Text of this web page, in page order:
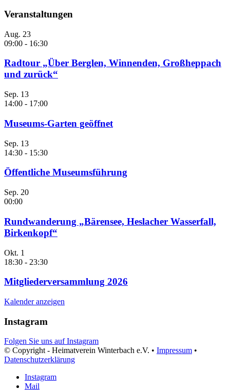
Veranstaltungen
Aug. 23
09:00 - 16:30
Radtour „Über Berglen, Winnenden, Großheppach
und zurück“
Sep. 13
14:00 - 17:00
Museums-Garten geöffnet
Sep. 13
14:30 - 15:30
Öffentliche Museumsführung
Sep. 20
00:00
Rundwanderung „Bärensee, Heslacher Wasserfall,
Birkenkopf“
Okt. 1
18:30 - 23:30
Mitgliederversammlung 2026
Kalender anzeigen
Instagram
Folgen Sie uns auf Instagram
© Copyright - Heimatverein Winterbach e.V. • Impressum •
Datenschutzerklärung
Instagram
Mail